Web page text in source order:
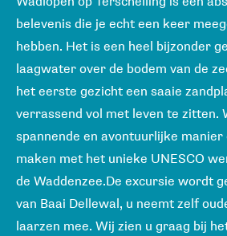
belevenis die je echt een keer
hebben. Het is een heel bijzonder
laagwater over de bodem van de
het eerste gezicht een saaie
verrassend vol met leven te zitten.
spannende en avontuurlijke manier
maken met het unieke UNESCO
de Waddenzee.De excursie wordt
van Baai Dellewal, u neemt zelf
laarzen mee. Wij zien u graag bij